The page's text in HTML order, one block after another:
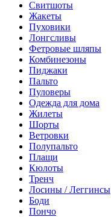
Свитшоты
Жакеты
Пуховики
Лонгсливы
Фетровые шляпы
Комбинезоны
Пиджаки
Пальто
Пуловеры
Одежда для дома
Жилеты
Шорты
Ветровки
Полупальто
Плащи
Кюлоты
Тренч
Лосины / Леггинсы
Боди
Пончо